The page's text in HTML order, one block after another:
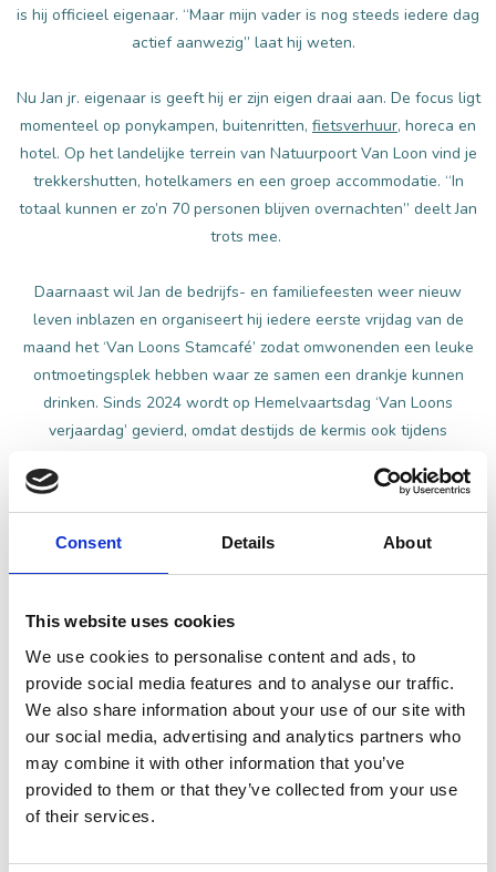
Consent Details About
This website uses cookies
We use cookies to personalise content and ads, to
provide social media features and to analyse our traffic.
We also share information about your use of our site with
our social media, advertising and analytics partners who
may combine it with other information that you’ve
provided to them or that they’ve collected from your use
of their services.
is hij officieel eigenaar. “Maar mijn vader is nog steeds iedere dag
actief aanwezig” laat hij weten.
Nu Jan jr. eigenaar is geeft hij er zijn eigen draai aan. De focus ligt
momenteel op ponykampen, buitenritten, fietsverhuur, horeca en
hotel. Op het landelijke terrein van Natuurpoort Van Loon vind je
trekkershutten, hotelkamers en een groep accommodatie. “In
totaal kunnen er zo’n 70 personen blijven overnachten” deelt Jan
trots mee.
Daarnaast wil Jan de bedrijfs- en familiefeesten weer nieuw
leven inblazen en organiseert hij iedere eerste vrijdag van de
maand het ‘Van Loons Stamcafé’ zodat omwonenden een leuke
ontmoetingsplek hebben waar ze samen een drankje kunnen
drinken. Sinds 2024 wordt op Hemelvaartsdag ‘Van Loons
verjaardag’ gevierd, omdat destijds de kermis ook tijdens
met terras, BBQ, oudhollandse spellen en een rondleiding over
het gehele terrein.
Jan stelt voor om nu ook een rondje over het terrein te lopen. We
in het groen. Het valt me op dat er geen speeltuin bij is. Dat blijkt
een bewuste keuze: “Kinderen zijn van harte welkom, maar een
grote speeltuin vinden wij niet passen bij een groot deel van onze
doelgroep. We hebben wél een aantal leuke oudhollandse
spellen klaarstaan waar groot en klein zich mee kan vermaken.”
Een begrijpelijke keuze en de reacties op de spellen zijn volgens
Jan altijd erg positief. Wie houdt er nou niet van een potje
(levensgroot) vier-op-een-rij of mens-erger-je-niet? In de